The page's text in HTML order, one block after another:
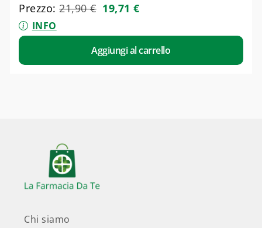
Prezzo:21,90€ 19,71€
INFO
Aggiungi al carrello
Chi siamo